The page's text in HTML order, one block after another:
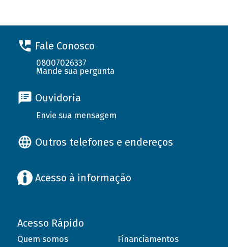
Fale Conosco
08007026337
Mande sua pergunta
Ouvidoria
Envie sua mensagem
Outros telefones e endereços
Acesso à informação
Acesso Rápido
Quem somos
Financiamentos